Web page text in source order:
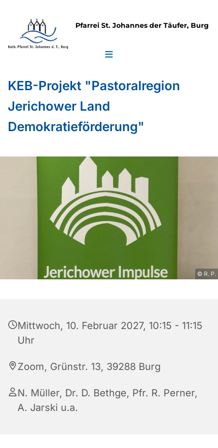
Pfarrei St. Johannes der Täufer, Burg
KEB-Projekt "Pastoralregion
Jerichower Land
Demokratieförderung"
© R. P.
Mittwoch, 10. Februar 2027, 10:15 - 11:15
Uhr
Zoom, Grünstr. 13, 39288 Burg
N. Müller, Dr. D. Bethge, Pfr. R. Perner,
A. Jarski u.a.